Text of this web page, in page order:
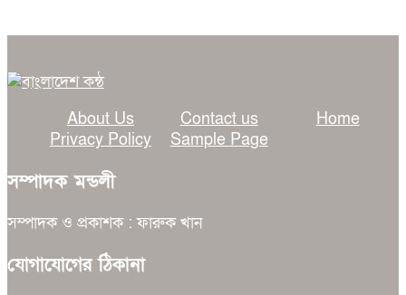
About Us Contact us
Home
Privacy Policy
Sample Page
সম্পাদক মন্ডলী
সম্পাদক ও প্রকাশক : ফারুক খান
যোগাযোগের ঠিকানা